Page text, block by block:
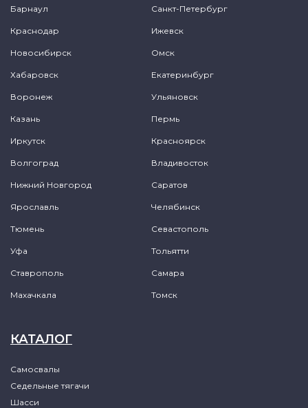
Барнаул Санкт-Петербург
Краснодар Ижевск
Новосибирск Омск
Хабаровск Екатеринбург
Воронеж Ульяновск
Казань Пермь
Иркутск Красноярск
Волгоград Владивосток
Нижний Новгород Саратов
Ярославль Челябинск
Тюмень Севастополь
Уфа Тольятти
Ставрополь Самара
Махачкала Томск
КАТАЛОГ
Самосвалы
Седельные тягачи
Шасси